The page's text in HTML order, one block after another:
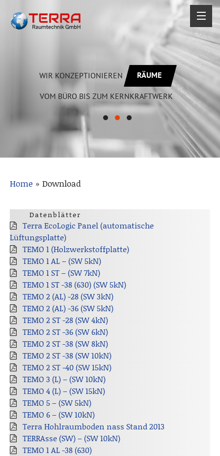
WIR KONZEPTIONIEREN RÄUME
VOM BÜRO BIS ZUM KERNKRAFTWERK
Home » Download
Datenblätter
Terra EcoLogic Panel (automatische
Lüftungsplatte)
TEMO 1 (Holzwerkstoffplatte)
TEMO 1 AL – (SW 5kN)
TEMO 1 ST – (SW 7kN)
TEMO 1 ST -38 (630) (SW 5kN)
TEMO 2 (AL) -28 (SW 3kN)
TEMO 2 (AL) -36 (SW 5kN)
TEMO 2 ST -28 (SW 4kN)
TEMO 2 ST -36 (SW 6kN)
TEMO 2 ST -38 (SW 8kN)
TEMO 2 ST -38 (SW 10kN)
TEMO 2 ST -40 (SW 15kN)
TEMO 3 (L) – (SW 10kN)
TEMO 4 (L) – (SW 15kN)
TEMO 5 – (SW 5kN)
TEMO 6 – (SW 10kN)
Terra Hohlraumboden nass Stand 2013
TERRAsse (SW) – (SW 10kN)
TEMO 1 AL -38 (630)